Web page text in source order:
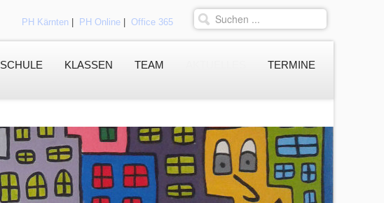
PH Kärnten PH Online Office 365
SCHULE KLASSEN TEAM TERMINE